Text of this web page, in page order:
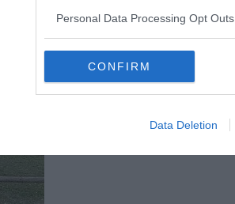
Personal Data Processing Opt Outs
CONFIRM
Data Deletion
anche:
l'abbandono di rifiuti
per le luminarie natalizie
per le famiglie